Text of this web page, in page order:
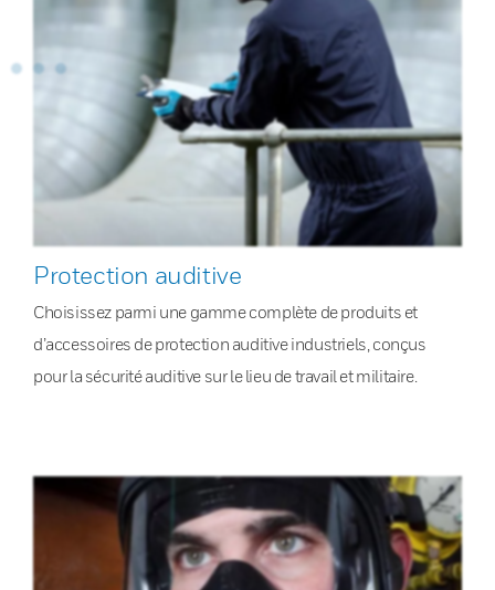
Protection auditive
Choisissez parmi une gamme complète de produits et
d’accessoires de protection auditive industriels, conçus
pour la sécurité auditive sur le lieu de travail et militaire.